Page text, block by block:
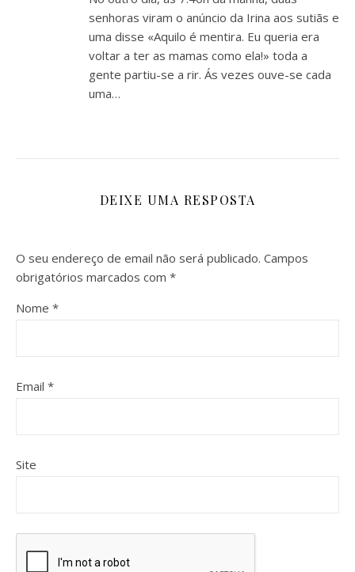
senhoras viram o anúncio da Irina aos sutiãs e
uma disse «Aquilo é mentira. Eu queria era
voltar a ter as mamas como ela!» toda a
gente partiu-se a rir. Ás vezes ouve-se cada
uma…
DEIXE UMA RESPOSTA
O seu endereço de email não será publicado. Campos
obrigatórios marcados com *
Nome *
Email *
Site